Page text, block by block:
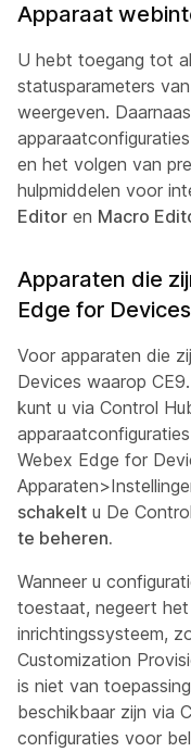
Apparaat
U hebt toegang tot
statusparameters
weergeven.
en het volgen van
hulpmiddelen voor
Editor en Macro
Apparaten die
Edge for Devices
Voor apparaten die
Devices waarop
kunt u via Control
Webex Edge for
schakelt u De
te beheren.
Wanneer u
toestaat, negeert
inrichtingssysteem,
Customization
is niet van
beschikbaar zijn via
configuraties voor